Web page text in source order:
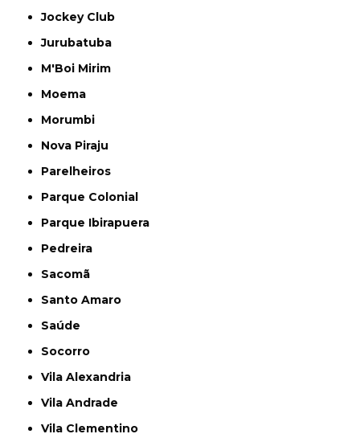
Jockey Club
Jurubatuba
M'Boi Mirim
Moema
Morumbi
Nova Piraju
Parelheiros
Parque Colonial
Parque Ibirapuera
Pedreira
Sacomã
Santo Amaro
Saúde
Socorro
Vila Alexandria
Vila Andrade
Vila Clementino